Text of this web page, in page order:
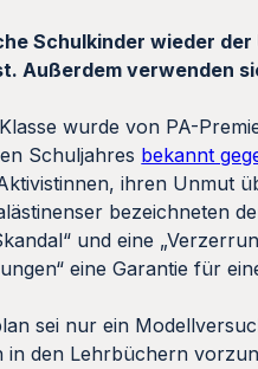
Schulkinder wieder
Außerdem verwenden
wurde von PA-
Schuljahres bekannt
ihren Unmut
bezeichneten
und eine
eine Garantie für
sei nur ein
den Lehrbüchern